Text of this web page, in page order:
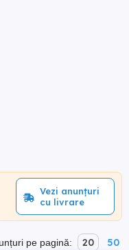
Vezi anunțuri
cu livrare
pe pagină: 20 50